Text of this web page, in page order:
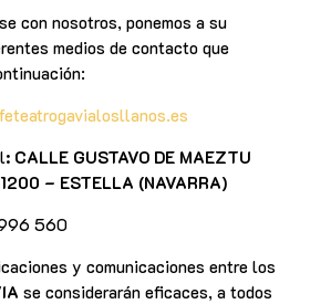
con nosotros, ponemos a su
medios de contacto que
:CALLE GUSTAVO DE MAEZTU
– ESTELLA (NAVARRA)
560
y comunicaciones entre los
se considerarán eficaces, a todos